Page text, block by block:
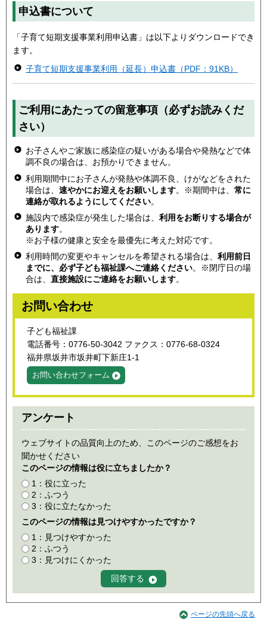
申込書について
「子育て短期支援事業利用申込書」は以下よりダウンロードでき
ます。
子育て短期支援事業利用（延長）申込書（PDF：91KB）
ご利用にあたっての留意事項（必ずお読みくだ
さい）
お子さんやご家族に感染症の疑いがある場合や発熱などで体
調不良の場合は、お預かりできません。
利用期間中にお子さんが発熱や体調不良、けがなどをされた
場合は、 速やかにお迎えをお願いします。※期間中は、 常に
連絡が取れるようにしてください。
施設内で感染症が発生した場合は、 利用をお断りする場合が
あります。
※お子様の健康と安全を最優先に考えた対応です。
利用時間の変更やキャンセルを希望される場合は、 利用前日
までに、必ず子ども福祉課へご連絡ください。※閉庁日の場
合は、 直接施設にご連絡をお願いします。
お問い合わせ
子ども福祉課
電話番号：0776-50-3042 ファクス：0776-68-0324
福井県坂井市坂井町下新庄1-1
お問い合わせフォーム
アンケート
ウェブサイトの品質向上のため、このページのご感想をお
聞かせください
このページの情報は役に立ちましたか？
1：役に立った
2：ふつう
3：役に立たなかった
このページの情報は見つけやすかったですか？
1：見つけやすかった
2：ふつう
3：見つけにくかった
ページの先頭へ戻る